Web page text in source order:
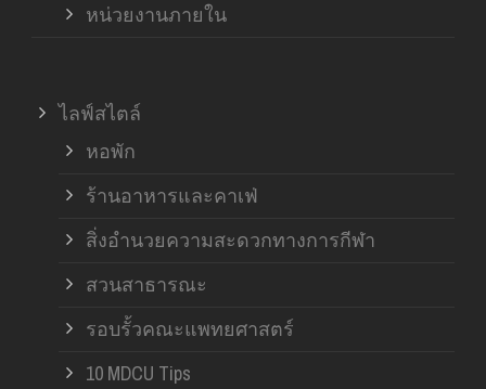
หน่วยงานภายใน
ไลฟ์สไตล์
หอพัก
ร้านอาหารและคาเฟ่
สิ่งอำนวยความสะดวกทางการกีฬา
สวนสาธารณะ
รอบรั้วคณะแพทยศาสตร์
10 MDCU Tips